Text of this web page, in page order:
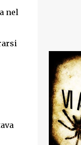
nel